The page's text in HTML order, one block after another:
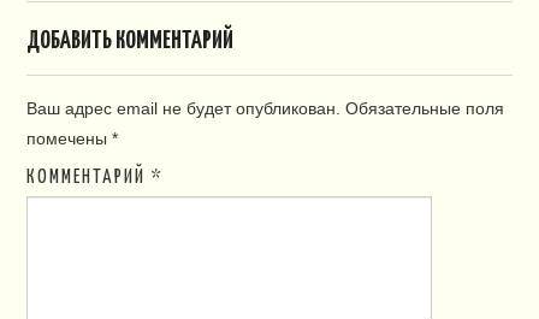
ДОБАВИТЬ КОММЕНТАРИЙ
Ваш адрес email не будет опубликован. Обязательные поля
помечены*
КОММЕНТАРИЙ*